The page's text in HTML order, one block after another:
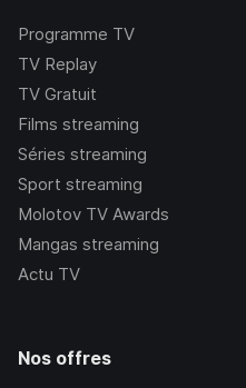
Programme TV
TV Replay
TV Gratuit
Films streaming
Séries streaming
Sport streaming
Molotov TV Awards
Mangas streaming
Actu TV
Nos offres